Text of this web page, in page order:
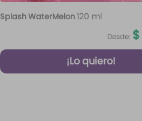
Splash WaterMelon120 ml
Desde: $
¡Lo quiero!